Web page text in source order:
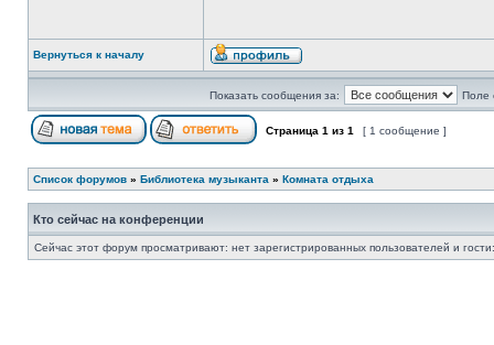
Вернуться к началу
Показать сообщения за: Поле
Страница 1 из 1 [ 1 сообщение ]
Список форумов » Библиотека музыканта » Комната отдыха
Кто сейчас на конференции
Сейчас этот форум просматривают: нет зарегистрированных пользователей и